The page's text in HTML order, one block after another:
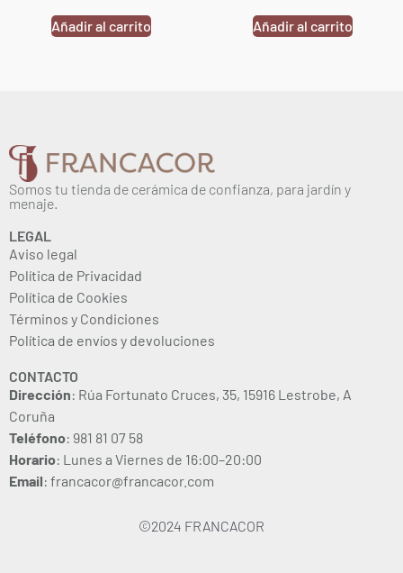
Añadir al carrito Añadir al carrito
Somos tu tienda de cerámica de confianza, para jardín y
menaje.
LEGAL
Aviso legal
Política de Privacidad
Política de Cookies
Términos y Condiciones
Política de envíos y devoluciones
CONTACTO
Dirección: Rúa Fortunato Cruces, 35, 15916 Lestrobe, A
Coruña
Teléfono: 981 81 07 58
Horario: Lunes a Viernes de 16:00–20:00
Email: francacor@francacor.com
©2024 FRANCACOR